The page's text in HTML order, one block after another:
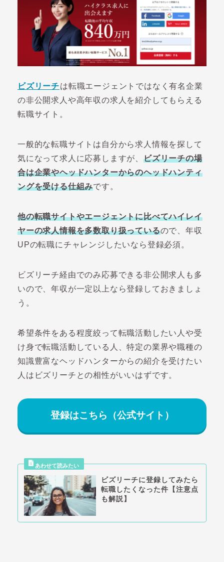
ビズリーチは転職エージェントではなく有名企業
の非公開求人や高年収の求人を紹介してもらえる
転職サイト。
一般的な転職サイトは自分から求人情報を探して
気になって求人に応募しますが、 ビズリーチの場
合は企業やヘッドハンターからのヘッドハンティ
ングを受ける仕組みです。
他の転職サイトやエージェントに比べてハイレイ
ヤーの求人情報を多数取り扱っているので、年収
UPの転職にチャレンジしたいなら登録必須。
ビズリーチ経由でのみ応募できる非公開求人も多
いので、年収が一定以上なら登録しておきましょ
う。
希望条件をある程度絞って転職活動したい人や受
け身で転職活動している人、特定の業界や職種の
知識豊富なヘッドハンターからの紹介を受けたい
人はビズリーチとの相性がいいはずです。
登録はこちら（公式サイト）
ビズリーチに登録してみたら
転職したくなった件【注意点
も解説】